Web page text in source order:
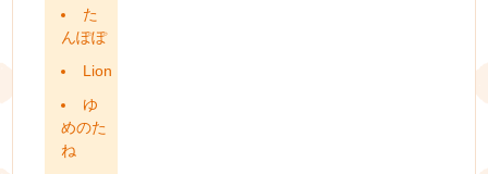
た
んぽぽ
Lion
ゆ
めのた
ね